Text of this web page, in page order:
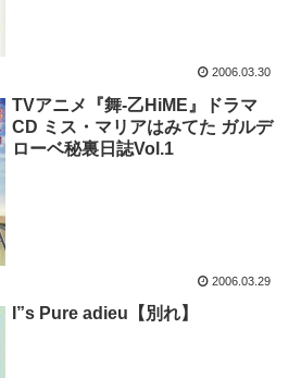
2006.03.30
TVアニメ『舞-乙HiME』ドラマ
CD ミス・マリアはみてた ガルデ
ローベ秘裏日誌Vol.1
2006.03.29
I”s Pure adieu【別れ】